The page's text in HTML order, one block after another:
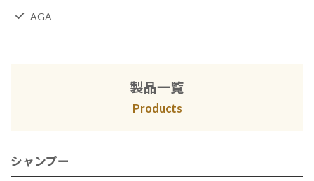
AGA
製品一覧
Products
シャンプー